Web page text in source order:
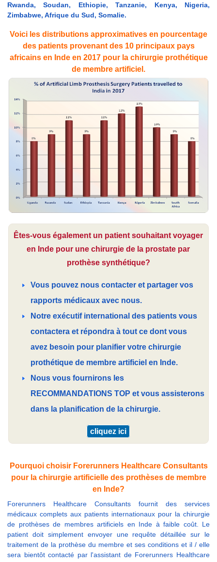
Rwanda, Soudan, Ethiopie, Tanzanie, Kenya, Nigeria,
Zimbabwe, Afrique du Sud, Somalie.
Voici les distributions approximatives en pourcentage
des patients provenant des 10 principaux pays
africains en Inde en 2017 pour la chirurgie prothétique
de membre artificiel.
Êtes-vous également un patient souhaitant voyager
en Inde pour une chirurgie de la prostate par
prothèse synthétique?
Vous pouvez nous contacter et partager vos
rapports médicaux avec nous.
Notre exécutif international des patients vous
contactera et répondra à tout ce dont vous
avez besoin pour planifier votre chirurgie
prothétique de membre artificiel en Inde.
Nous vous fournirons les
RECOMMANDATIONS TOP et vous assisterons
dans la planification de la chirurgie.
cliquez ici
Pourquoi choisir Forerunners Healthcare Consultants
pour la chirurgie artificielle des prothèses de membre
en Inde?
Forerunners Healthcare Consultants fournit des services
médicaux complets aux patients internationaux pour la chirurgie
de prothèses de membres artificiels en Inde à faible coût. Le
patient doit simplement envoyer une requête détaillée sur le
traitement de la prothèse du membre et ses conditions et il / elle
sera bientôt contacté par l'assistant de Forerunners Healthcare